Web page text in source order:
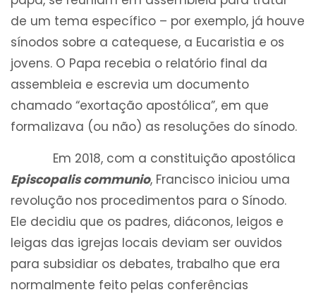
de um tema específico – por exemplo, já houve
sínodos sobre a catequese, a Eucaristia e os
jovens. O Papa recebia o relatório final da
assembleia e escrevia um documento
chamado “exortação apostólica”, em que
formalizava (ou não) as resoluções do sínodo.
Em 2018, com a constituição apostólica
Episcopalis communio, Francisco iniciou uma
revolução nos procedimentos para o Sínodo.
Ele decidiu que os padres, diáconos, leigos e
leigas das igrejas locais deviam ser ouvidos
para subsidiar os debates, trabalho que era
normalmente feito pelas conferências